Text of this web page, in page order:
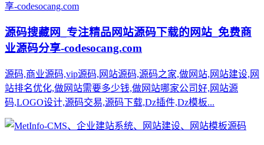
源码搜藏网_专注精品网站源码下载的网站_免费商
业源码分享-codesocang.com
源码,商业源码,vip源码,网站源码,源码之家,做网站,网站建设,网
站排名优化,做网站需要多少钱,做网站哪家公司好,网站源
码,LOGO设计,源码交易,源码下载,Dz插件,Dz模板...